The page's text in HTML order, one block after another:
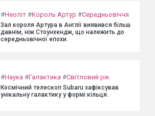
#Неоліт #Король Артур #Середньовіччя
Зал короля Артура в Англії виявився більш
давнім, ніж Стоунхендж, що належить до
середньовічної епохи.
#Наука #Галактика #Світловий рік
Космічний телескоп Subaru зафіксував
унікальну галактику у формі кільця.